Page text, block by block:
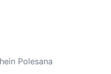
Polesana